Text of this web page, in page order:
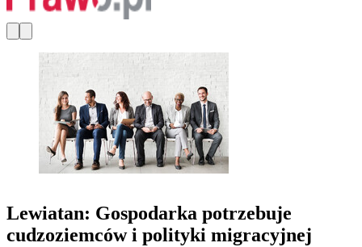
Lewiatan: Gospodarka potrzebuje
cudzoziemców i polityki migracyjnej